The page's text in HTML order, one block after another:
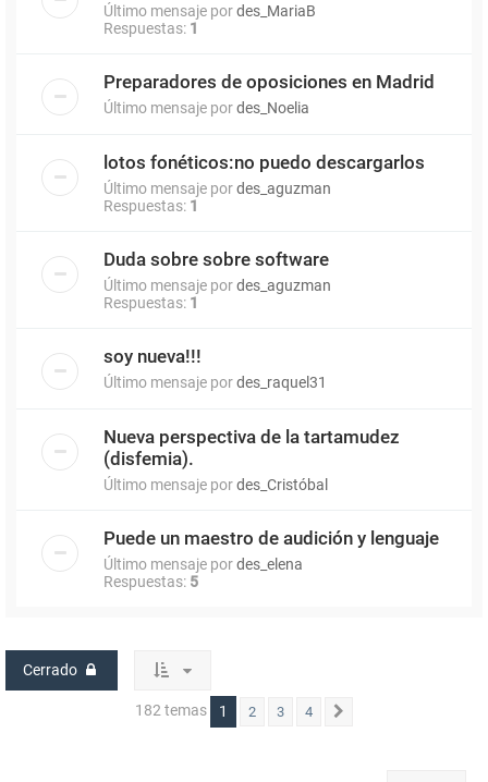
Último mensaje pordes_MariaB
Respuestas: 1
Preparadores de oposiciones en Madrid
Último mensaje pordes_Noelia
lotos fonéticos:no puedo descargarlos
Último mensaje pordes_aguzman
Respuestas: 1
Duda sobre sobre software
Último mensaje pordes_aguzman
Respuestas: 1
soy nueva!!!
Último mensaje pordes_raquel31
Nueva perspectiva de la tartamudez
(disfemia).
Último mensaje pordes_Cristóbal
Puede un maestro de audición y lenguaje
Último mensaje pordes_elena
Respuestas: 5
Cerrado
182 temas 1 2 3 4